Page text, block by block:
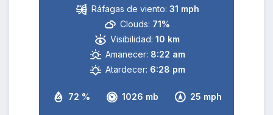
72 % 1026 mb 25 mph
Ráfagas de viento: 31 mph
Clouds: 71%
Visibilidad: 10 km
Amanecer: 8:22 am
Atardecer: 6:28 pm